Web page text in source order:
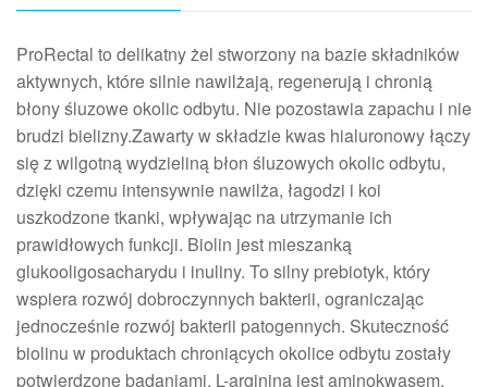
ProRectal to delikatny żel stworzony na bazie składników
aktywnych, które silnie nawilżają, regenerują i chronią
błony śluzowe okolic odbytu. Nie pozostawia zapachu i nie
brudzi bielizny.Zawarty w składzie kwas hialuronowy łączy
się z wilgotną wydzieliną błon śluzowych okolic odbytu,
dzięki czemu intensywnie nawilża, łagodzi i koi
uszkodzone tkanki, wpływając na utrzymanie ich
prawidłowych funkcji. Biolin jest mieszanką
glukooligosacharydu i inuliny. To silny prebiotyk, który
wspiera rozwój dobroczynnych bakterii, ograniczając
jednocześnie rozwój bakterii patogennych. Skuteczność
biolinu w produktach chroniących okolice odbytu zostały
potwierdzone badaniami. L-arginina jest aminokwasem,